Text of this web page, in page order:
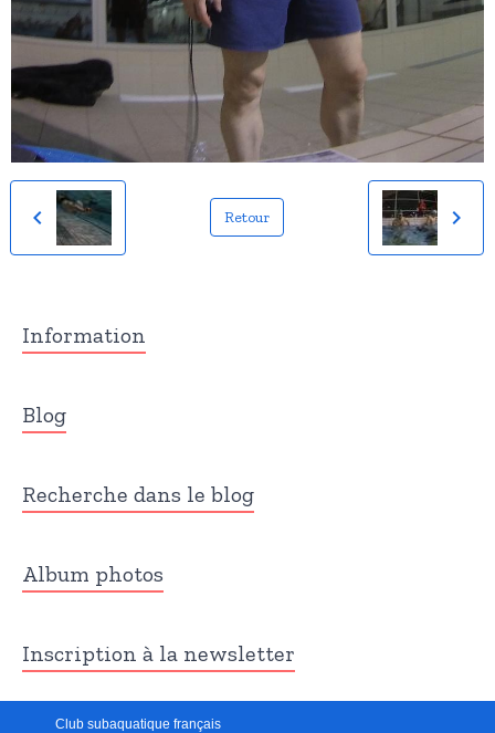
Retour
Information
Blog
Recherche dans le blog
Album photos
Inscription à la newsletter
Club subaquatique français